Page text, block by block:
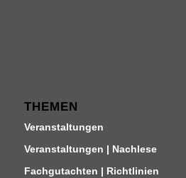
THEMEN
Veranstaltungen
Veranstaltungen | Nachlese
Fachgutachten | Richtlinien